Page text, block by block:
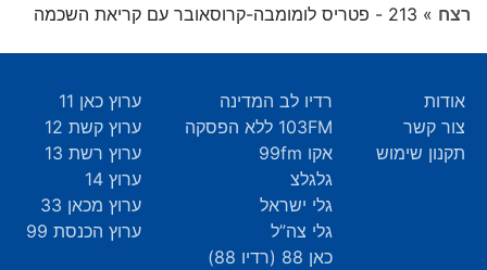
רצח » 213 - פטריס לומומבה-קרוסאובר עם קריאת השכמה
אודות
צור קשר
תקנון שימוש
רדיו לב המדינה
103FM ללא הפסקה
אקו 99fm
גלגלצ
גלי ישראל
גלי צה”ל
כאן 88 (רדיו 88)
ערוץ כאן 11
ערוץ קשת 12
ערוץ רשת 13
ערוץ 14
ערוץ מכאן 33
ערוץ הכנסת 99